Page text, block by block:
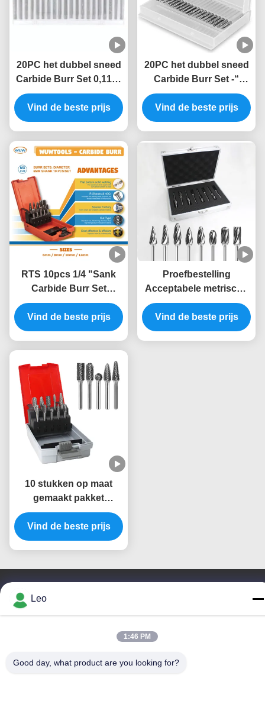
20PC het dubbel sneed
Carbide Burr Set 0,118“
(3mm) Steel, Roterende
Hulpmiddelbeetjes die
Bramen snijden
Vind de beste prijs
20PC het dubbel sneed
Carbide Burr Set -“
(3mm) Steel 0,118,
Roterende Hulpmiddel
Scherpe Bramen
Vind de beste prijs
RTS 10pcs 1/4 "Sank
Carbide Burr Set
Double Cut Tungsten
Carbide Rotary File Set
Fits Dremel Rotary Tool
Vind de beste prijs
Proefbestelling
Acceptabele metrische
wolfraamcarbide-
boorstel voor
borrelstukken voor de
Vind de beste prijs
10 stukken op maat
gemaakt pakket
wolfraamcarbide boor
set, Dubbel gesneden -
6mm staaf
Vind de beste prijs
Neem contact met ons op
JOINT CARBIDE CO., LTD.
E-mail
Leo
1:46 PM
Good day, what product are you looking for?